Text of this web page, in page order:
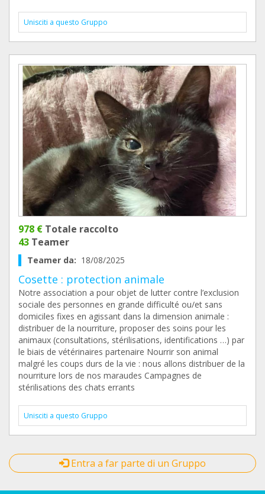
Unisciti a questo Gruppo
978 € Totale raccolto
43 Teamer
Teamer da: 18/08/2025
Cosette : protection animale
Notre association a pour objet de lutter contre l’exclusion
sociale des personnes en grande difficulté ou/et sans
domiciles fixes en agissant dans la dimension animale :
distribuer de la nourriture, proposer des soins pour les
animaux (consultations, stérilisations, identifications …) par
le biais de vétérinaires partenaire Nourrir son animal
malgré les coups durs de la vie : nous allons distribuer de la
nourriture lors de nos maraudes Campagnes de
stérilisations des chats errants
Unisciti a questo Gruppo
Entra a far parte di un Gruppo